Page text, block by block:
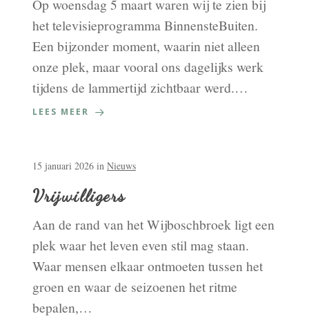
Op woensdag 5 maart waren wij te zien bij
het televisieprogramma BinnensteBuiten.
Een bijzonder moment, waarin niet alleen
onze plek, maar vooral ons dagelijks werk
tijdens de lammertijd zichtbaar werd.…
LEES MEER
15 januari 2026in Nieuws
Vrijwilligers
Aan de rand van het Wijboschbroek ligt een
plek waar het leven even stil mag staan.
Waar mensen elkaar ontmoeten tussen het
groen en waar de seizoenen het ritme
bepalen,…